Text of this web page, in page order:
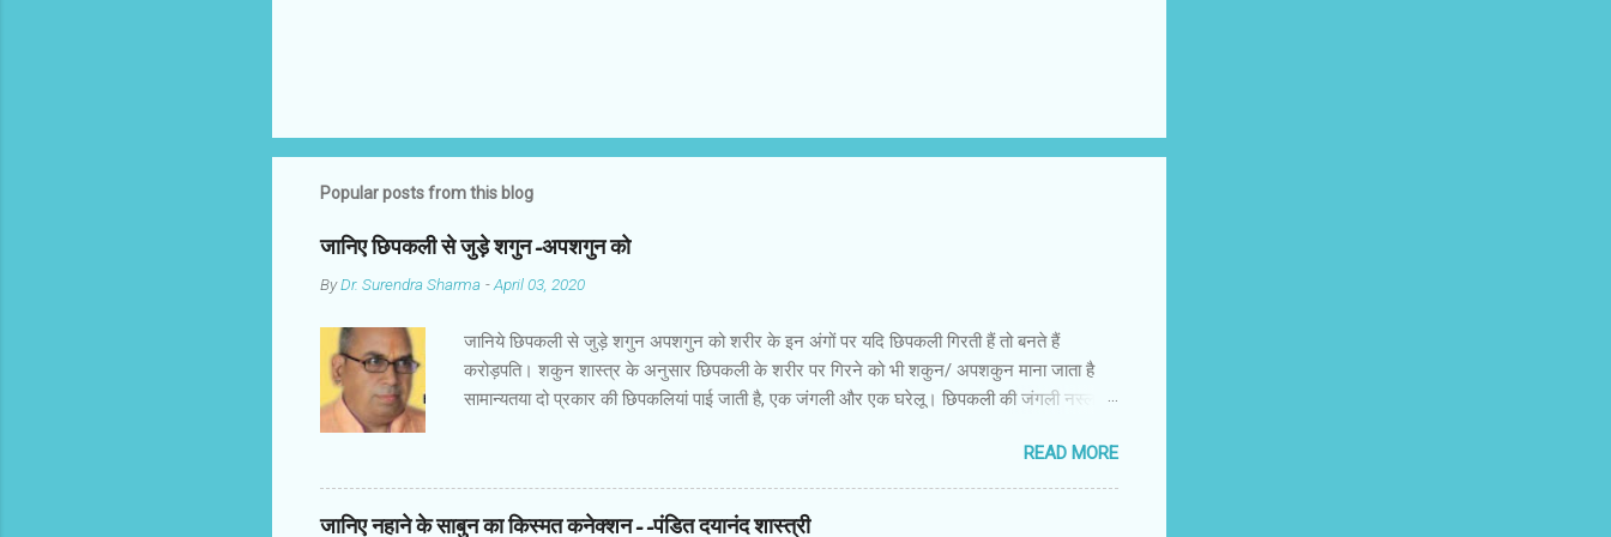
Popular posts from this blog
जानिए छिपकली से जुड़े शगुन-अपशगुन को
ByDr. Surendra Sharma -April 03, 2020
जानिये छिपकली से जुड़े शगुन अपशगुन को शरीर के इन अंगों पर यदि छिपकली गिरती हैं तो बनते हैं
करोड़पति। शकुन शास्त्र के अनुसार छिपकली के शरीर पर गिरने को भी शकुन/ अपशकुन माना जाता है
सामान्यतया दो प्रकार की छिपकलियां पाई जाती है, एक जंगली और एक घरेलू। छिपकली की जंगली नस्ल को
अनुसार छिपकली के शरीर पर गिरने को भी शकुन/अपशकुन माना जाता है। स्त्री के शरीर के बायें भाग पर,
पुरुष के शरीर के दाहिनी तरफ गिरना ठीक होता है। इसी प्रकार छिपकली का नीचे से ऊपर की ओर चढ़ना
शुभ माना जाता है। ऊपर से नीचे की ओर गिरना अच्छा नहीं होता। रविवार या मंगलवार को लाल रंग की
READ MORE
जानिए नहाने के साबुन का किस्मत कनेक्शन--पंडित दयानंद शास्त्री